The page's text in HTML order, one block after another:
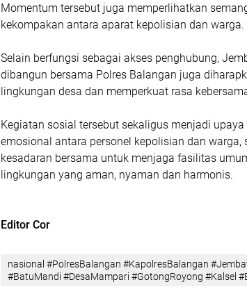
Momentum tersebut juga memperlihatkan
kekompakan antara aparat kepolisian dan warga.
Selain berfungsi sebagai akses penghubung,
dibangun bersama Polres Balangan juga
lingkungan desa dan memperkuat rasa
Kegiatan sosial tersebut sekaligus menjadi
emosional antara personel kepolisian dan warga,
kesadaran bersama untuk menjaga fasilitas
lingkungan yang aman, nyaman dan harmonis.
Editor Cor
nasional #PolresBalangan #KapolresBalangan
#BatuMandi #DesaMampari #GotongRoyong #Kalsel